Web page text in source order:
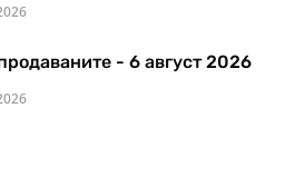
- 6 август 2026